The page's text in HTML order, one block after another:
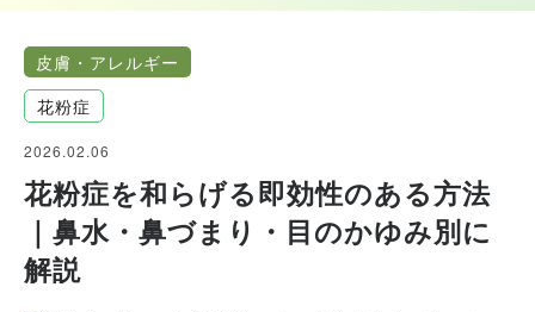
皮膚・アレルギー
花粉症
2026.02.06
花粉症を和らげる即効性のある方法
｜鼻水・鼻づまり・目のかゆみ別に
解説